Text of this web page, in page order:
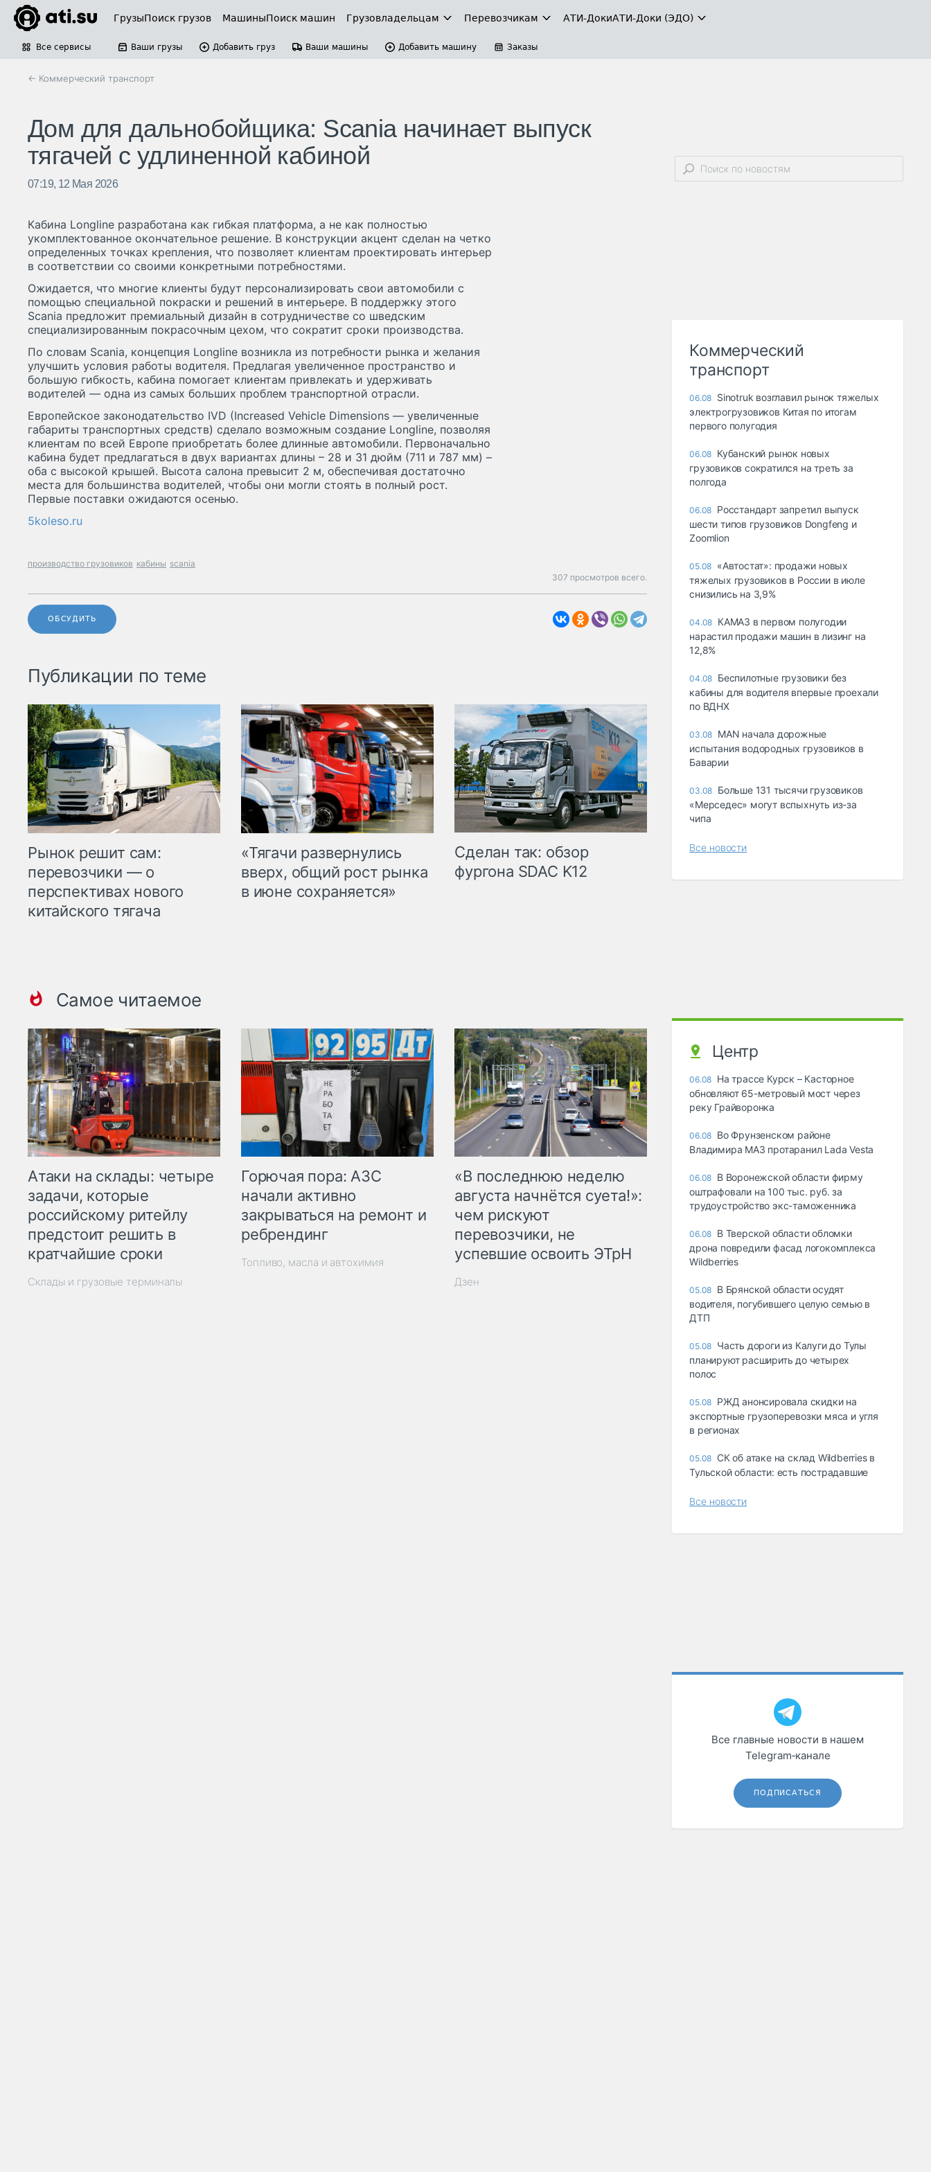
ГрузыПоиск грузов МашиныПоиск машин Грузовладельцам Перевозчикам АТИ-ДокиАТИ-Доки (ЭДО)
Все сервисы Ваши грузы Добавить груз Ваши машины Добавить машину Заказы
← Коммерческий транспорт
Дом для дальнобойщика: Scania начинает выпуск
тягачей с удлиненной кабиной
07:19, 12 Мая 2026
Кабина Longline разработана как гибкая платформа, а не как полностью
укомплектованное окончательное решение. В конструкции акцент сделан на четко
определенных точках крепления, что позволяет клиентам проектировать интерьер
в соответствии со своими конкретными потребностями.
Ожидается, что многие клиенты будут персонализировать свои автомобили с
помощью специальной покраски и решений в интерьере. В поддержку этого
Scania предложит премиальный дизайн в сотрудничестве со шведским
специализированным покрасочным цехом, что сократит сроки производства.
По словам Scania, концепция Longline возникла из потребности рынка и желания
улучшить условия работы водителя. Предлагая увеличенное пространство и
большую гибкость, кабина помогает клиентам привлекать и удерживать
водителей — одна из самых больших проблем транспортной отрасли.
Европейское законодательство IVD (Increased Vehicle Dimensions — увеличенные
габариты транспортных средств) сделало возможным создание Longline, позволяя
клиентам по всей Европе приобретать более длинные автомобили. Первоначально
кабина будет предлагаться в двух вариантах длины – 28 и 31 дюйм (711 и 787 мм) –
оба с высокой крышей. Высота салона превысит 2 м, обеспечивая достаточно
места для большинства водителей, чтобы они могли стоять в полный рост.
Первые поставки ожидаются осенью.
5koleso.ru
производство грузовиков кабины scania
307 просмотров всего.
ОБСУДИТЬ
Публикации по теме
Рынок решит сам:
перевозчики — о
перспективах нового
китайского тягача
«Тягачи развернулись
вверх, общий рост рынка
в июне сохраняется»
Сделан так: обзор
фургона SDAC K12
Самое читаемое
Атаки на склады: четыре
задачи, которые
российскому ритейлу
предстоит решить в
кратчайшие сроки
Склады и грузовые терминалы
Горючая пора: АЗС
начали активно
закрываться на ремонт и
ребрендинг
Топливо, масла и автохимия
«В последнюю неделю
августа начнётся суета!»:
чем рискуют
перевозчики, не
успевшие освоить ЭТрН
Дзен
Коммерческий
транспорт
06.08 Sinotruk возглавил рынок тяжелых
электрогрузовиков Китая по итогам
первого полугодия
06.08 Кубанский рынок новых
грузовиков сократился на треть за
полгода
06.08 Росстандарт запретил выпуск
шести типов грузовиков Dongfeng и
Zoomlion
05.08 «Автостат»: продажи новых
тяжелых грузовиков в России в июле
снизились на 3,9%
04.08 КАМАЗ в первом полугодии
нарастил продажи машин в лизинг на
12,8%
04.08 Беспилотные грузовики без
кабины для водителя впервые проехали
по ВДНХ
03.08 MAN начала дорожные
испытания водородных грузовиков в
Баварии
03.08 Больше 131 тысячи грузовиков
«Мерседес» могут вспыхнуть из-за
чипа
Все новости
Центр
06.08 На трассе Курск – Касторное
обновляют 65-метровый мост через
реку Грайворонка
06.08 Во Фрунзенском районе
Владимира МАЗ протаранил Lada Vesta
06.08 В Воронежской области фирму
оштрафовали на 100 тыс. руб. за
трудоустройство экс-таможенника
06.08 В Тверской области обломки
дрона повредили фасад логокомплекса
Wildberries
05.08 В Брянской области осудят
водителя, погубившего целую семью в
ДТП
05.08 Часть дороги из Калуги до Тулы
планируют расширить до четырех
полос
05.08 РЖД анонсировала скидки на
экспортные грузоперевозки мяса и угля
в регионах
05.08 СК об атаке на склад Wildberries в
Тульской области: есть пострадавшие
Все новости
Все главные новости в нашем
Telegram‑канале
ПОДПИСАТЬСЯ